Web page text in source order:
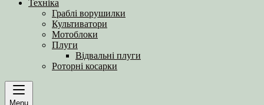
Техніка
Граблі ворушилки
Культиватори
Мотоблоки
Плуги
Відвальні плуги
Роторні косарки
Menu